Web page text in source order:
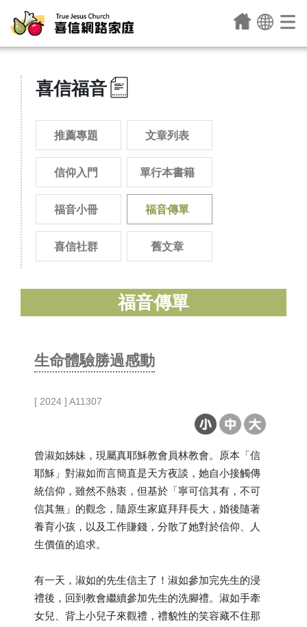
喜信福音
推薦專題 文章列表
信仰入門 單行本書籍
福音小冊 福音傳單
喜信社群 舊文章
福音傳單
生命體驗勝過感動
[ 2024 ] A11307
曾淑如姊妹，現屬真耶穌教會員林教會。原本「信
耶穌」對淑如而言簡直是天方夜談，她自小接觸傳
統信仰，雖然不熱衷，但基於「寧可信其有，不可
信其無」的觀念，隨原生家庭拜拜長大，婚後隨著
養育小孩，以及工作賺錢，分散了她對於信仰、人
生價值的追求。
有一天，淑如的先生信主了！淑如參加完先生的浸
禮後，回到教會繼續參加先生的洗腳禮。淑如手牽
女兒、背上小兒子來觀禮，禮貌性的笑容藏不住那